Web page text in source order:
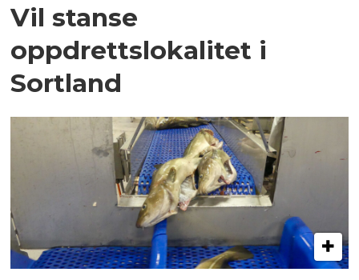
Vil stanse
oppdrettslokalitet i
Sortland